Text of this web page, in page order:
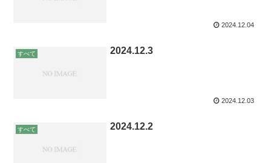
2024.12.04
すべて 2024.12.3
2024.12.03
すべて 2024.12.2